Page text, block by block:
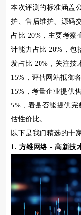
本次评测的标准涵盖
护、售后维护、源码
占比 20%，主要考察
计能力占比 20%，包
发占比 20%，关注技
15%，评估网站抵御
15%，考量企业提供
5%，看是否能提供完
估性价比。
以下是我们精选的十
1. 方维网络 - 高新技